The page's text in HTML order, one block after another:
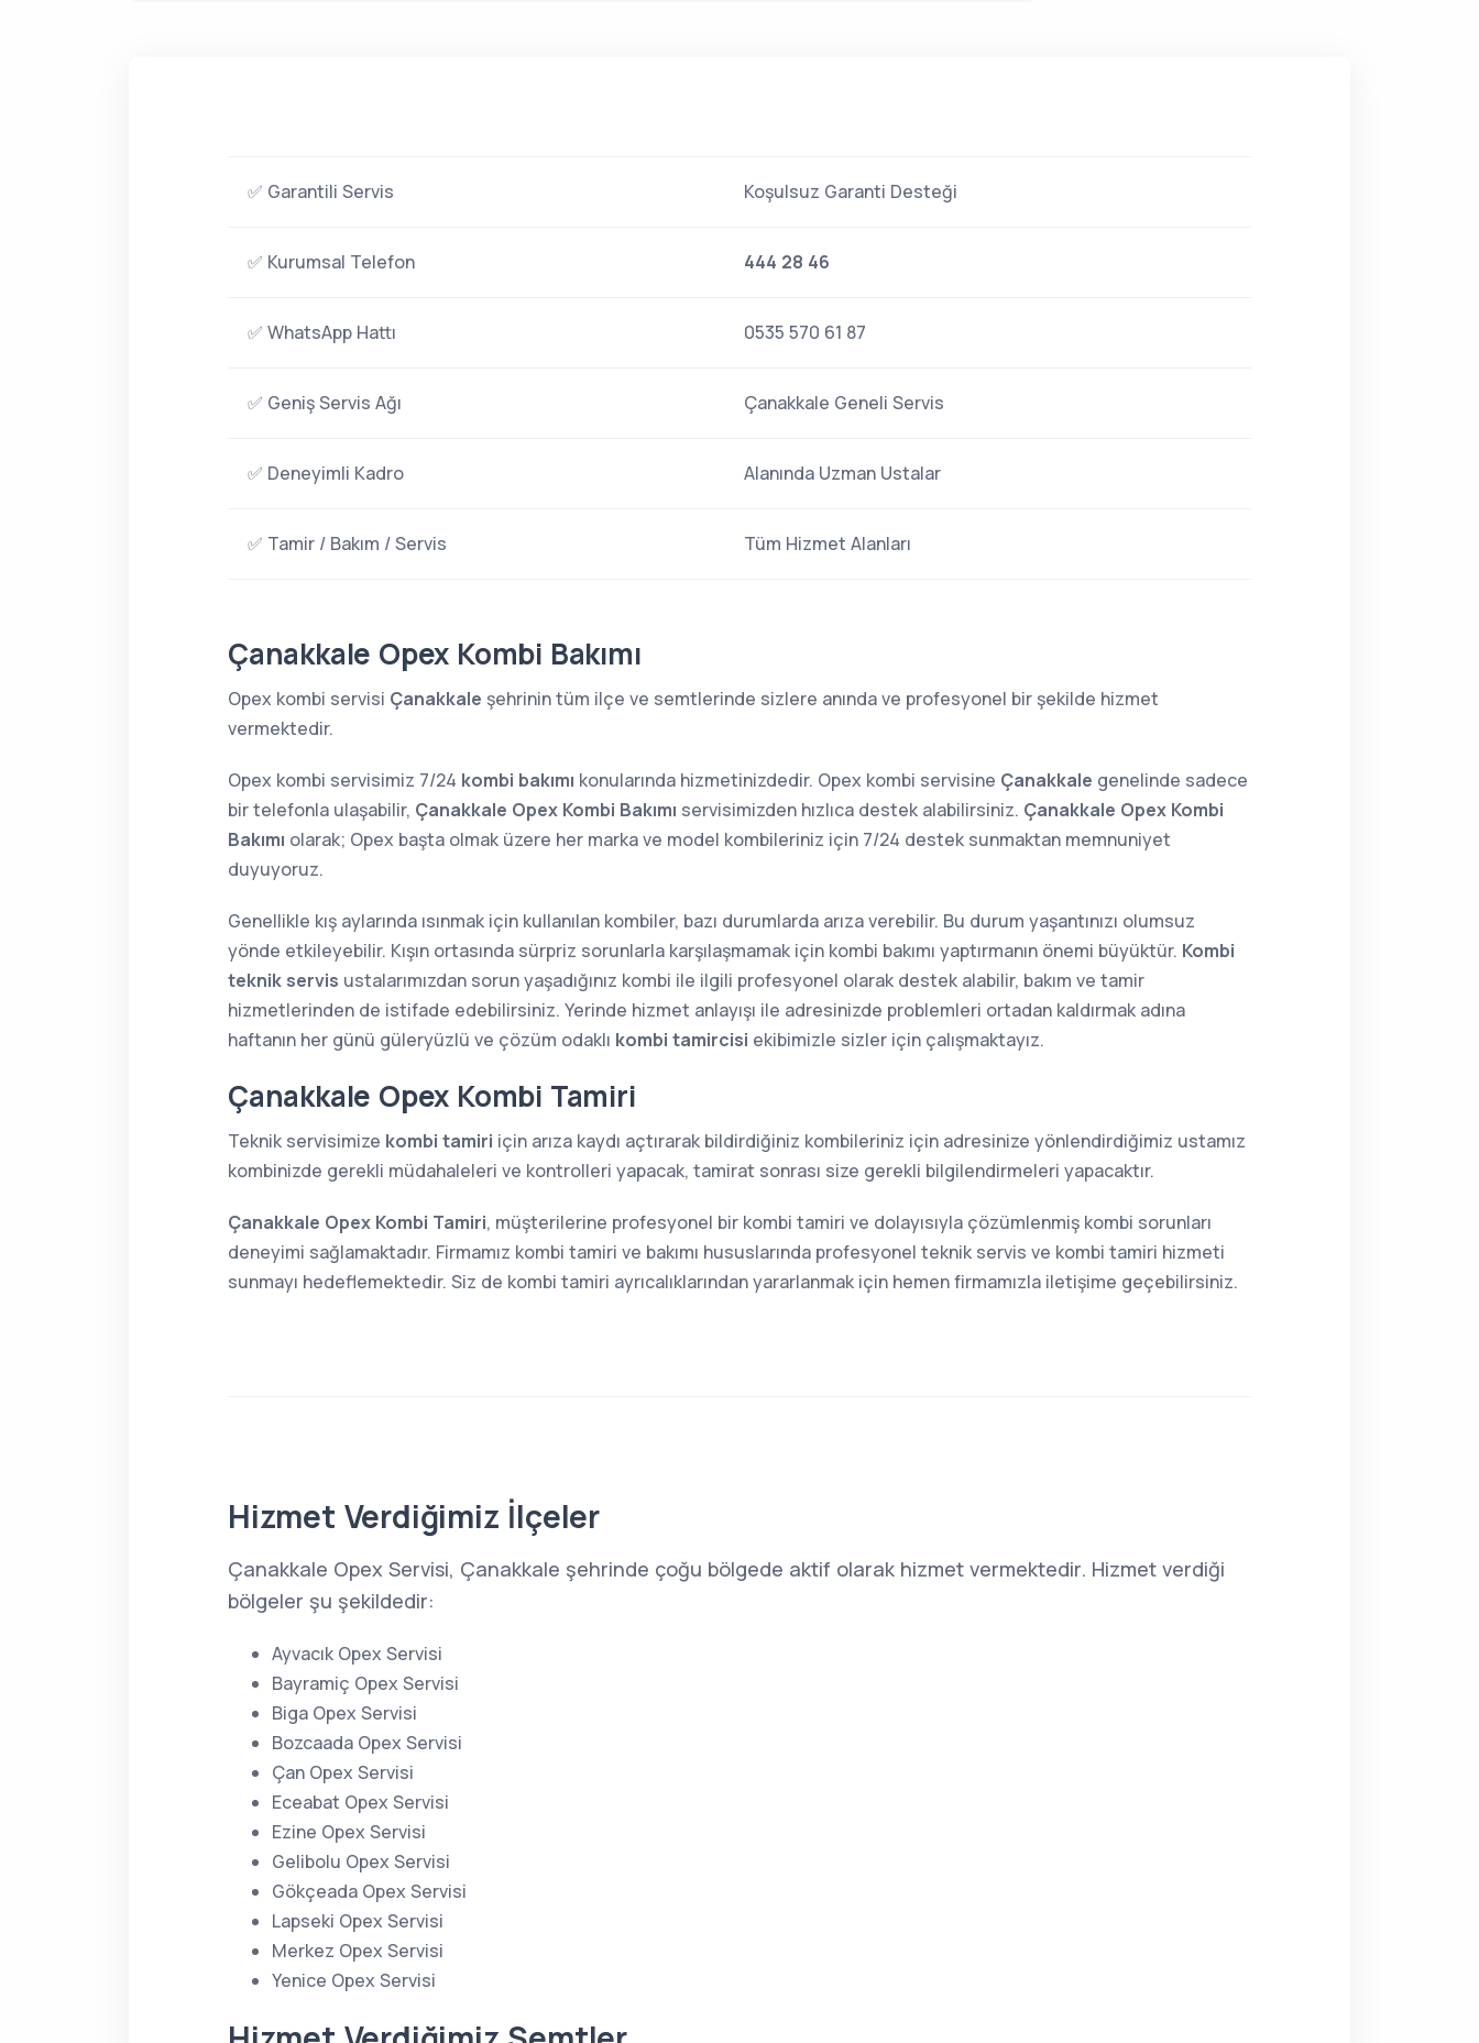
✅ Garantili Servis Koşulsuz Garanti Desteği
✅ Kurumsal Telefon 444 28 46
✅ WhatsApp Hattı 0535 570 61 87
✅ Geniş Servis Ağı Çanakkale Geneli Servis
✅ Deneyimli Kadro Alanında Uzman Ustalar
✅ Tamir / Bakım / Servis Tüm Hizmet Alanları
Çanakkale Opex Kombi Bakımı
Opex kombi servisi Çanakkale şehrinin tüm ilçe ve semtlerinde sizlere anında ve profesyonel bir şekilde hizmet
vermektedir.
Opex kombi servisimiz 7/24 kombi bakımı konularında hizmetinizdedir. Opex kombi servisine Çanakkale genelinde sadece
bir telefonla ulaşabilir, Çanakkale Opex Kombi Bakımı servisimizden hızlıca destek alabilirsiniz. Çanakkale Opex Kombi
Bakımı olarak; Opex başta olmak üzere her marka ve model kombileriniz için 7/24 destek sunmaktan memnuniyet
duyuyoruz.
Genellikle kış aylarında ısınmak için kullanılan kombiler, bazı durumlarda arıza verebilir. Bu durum yaşantınızı olumsuz
yönde etkileyebilir. Kışın ortasında sürpriz sorunlarla karşılaşmamak için kombi bakımı yaptırmanın önemi büyüktür. Kombi
teknik servis ustalarımızdan sorun yaşadığınız kombi ile ilgili profesyonel olarak destek alabilir, bakım ve tamir
hizmetlerinden de istifade edebilirsiniz. Yerinde hizmet anlayışı ile adresinizde problemleri ortadan kaldırmak adına
haftanın her günü güleryüzlü ve çözüm odaklı kombi tamircisi ekibimizle sizler için çalışmaktayız.
Çanakkale Opex Kombi Tamiri
Teknik servisimize kombi tamiri için arıza kaydı açtırarak bildirdiğiniz kombileriniz için adresinize yönlendirdiğimiz ustamız
kombinizde gerekli müdahaleleri ve kontrolleri yapacak, tamirat sonrası size gerekli bilgilendirmeleri yapacaktır.
Çanakkale Opex Kombi Tamiri, müşterilerine profesyonel bir kombi tamiri ve dolayısıyla çözümlenmiş kombi sorunları
deneyimi sağlamaktadır. Firmamız kombi tamiri ve bakımı hususlarında profesyonel teknik servis ve kombi tamiri hizmeti
sunmayı hedeflemektedir. Siz de kombi tamiri ayrıcalıklarından yararlanmak için hemen firmamızla iletişime geçebilirsiniz.
Hizmet Verdiğimiz İlçeler
Çanakkale Opex Servisi, Çanakkale şehrinde çoğu bölgede aktif olarak hizmet vermektedir. Hizmet verdiği
bölgeler şu şekildedir:
Ayvacık Opex Servisi
Bayramiç Opex Servisi
Biga Opex Servisi
Bozcaada Opex Servisi
Çan Opex Servisi
Eceabat Opex Servisi
Ezine Opex Servisi
Gelibolu Opex Servisi
Gökçeada Opex Servisi
Lapseki Opex Servisi
Merkez Opex Servisi
Yenice Opex Servisi